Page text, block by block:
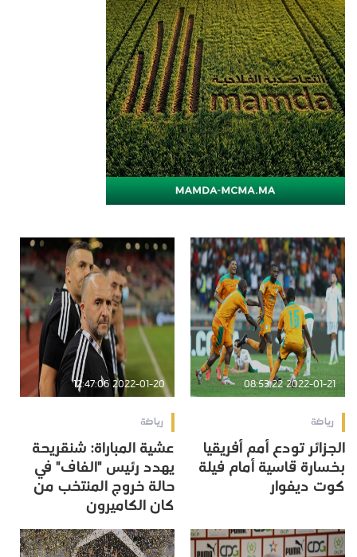
2022-01-21 08:53:22
رياضة
الجزائر تودع أمم أفريقيا
بخسارة قاسية أمام فيلة
كوت ديفوار
2022-01-20 12:47:06
رياضة
عشية المباراة: شنقريحة
يهدد رئيس "الفاف" في
حالة خروج المنتخب من
كان الكاميرون